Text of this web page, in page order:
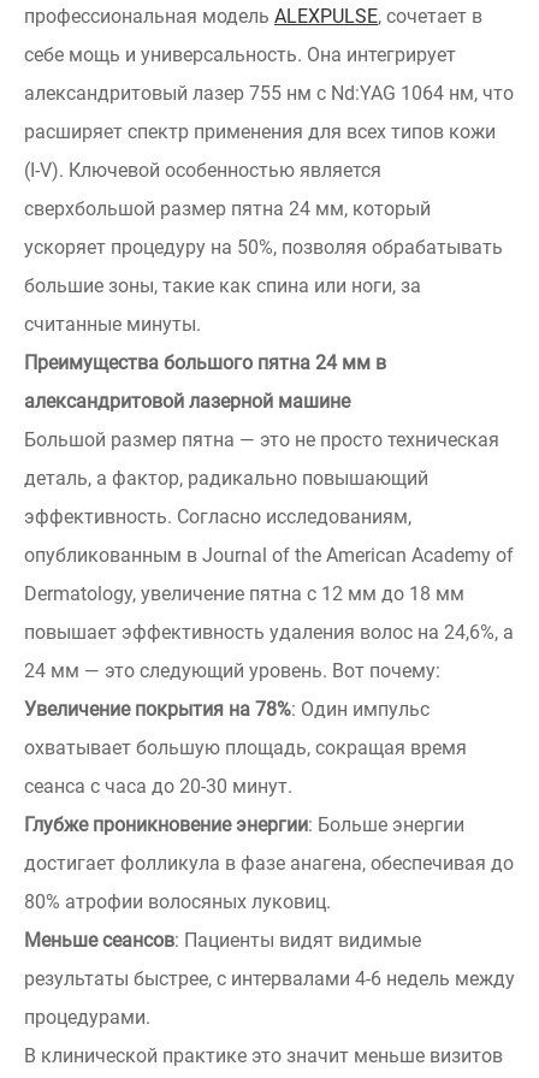
профессиональная модель ALEXPULSE, сочетает в
себе мощь и универсальность. Она интегрирует
александритовый лазер 755 нм с Nd:YAG 1064 нм, что
расширяет спектр применения для всех типов кожи
(I-V). Ключевой особенностью является
сверхбольшой размер пятна 24 мм, который
ускоряет процедуру на 50%, позволяя обрабатывать
большие зоны, такие как спина или ноги, за
считанные минуты.
Преимущества большого пятна 24 мм в
александритовой лазерной машине
Большой размер пятна — это не просто техническая
деталь, а фактор, радикально повышающий
эффективность. Согласно исследованиям,
опубликованным в Journal of the American Academy of
Dermatology, увеличение пятна с 12 мм до 18 мм
повышает эффективность удаления волос на 24,6%, а
24 мм — это следующий уровень. Вот почему:
Увеличение покрытия на 78%: Один импульс
охватывает большую площадь, сокращая время
сеанса с часа до 20-30 минут.
Глубже проникновение энергии: Больше энергии
достигает фолликула в фазе анагена, обеспечивая до
80% атрофии волосяных луковиц.
Меньше сеансов: Пациенты видят видимые
результаты быстрее, с интервалами 4-6 недель между
процедурами.
В клинической практике это значит меньше визитов